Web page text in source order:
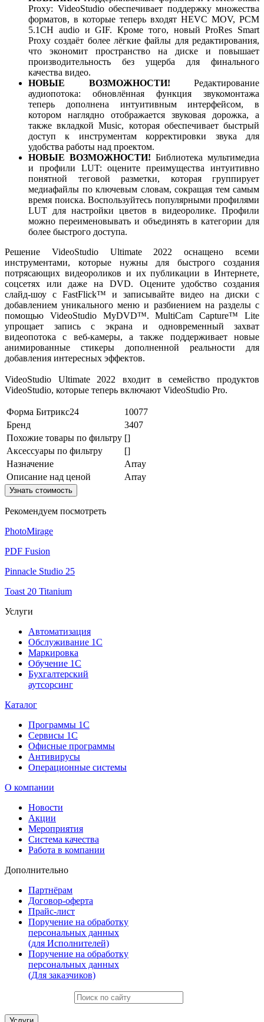
Proxy: VideoStudio обеспечивает поддержку множества
форматов, в которые теперь входят HEVC MOV, PCM
5.1CH audio и GIF. Кроме того, новый ProRes Smart
Proxy создаёт более лёгкие файлы для редактирования,
что экономит пространство на диске и повышает
производительность без ущерба для финального
качества видео.
НОВЫЕ ВОЗМОЖНОСТИ! Редактирование
аудиопотока: обновлённая функция звукомонтажа
теперь дополнена интуитивным интерфейсом, в
котором наглядно отображается звуковая дорожка, а
также вкладкой Music, которая обеспечивает быстрый
доступ к инструментам корректировки звука для
удобства работы над проектом.
НОВЫЕ ВОЗМОЖНОСТИ! Библиотека мультимедиа
и профили LUT: оцените преимущества интуитивно
понятной теговой разметки, которая группирует
медиафайлы по ключевым словам, сокращая тем самым
время поиска. Воспользуйтесь популярными профилями
LUT для настройки цветов в видеоролике. Профили
можно переименовывать и объединять в категории для
более быстрого доступа.
Решение VideoStudio Ultimate 2022 оснащено всеми
инструментами, которые нужны для быстрого создания
потрясающих видеороликов и их публикации в Интернете,
соцсетях или даже на DVD. Оцените удобство создания
слайд-шоу с FastFlick™ и записывайте видео на диски с
добавлением уникального меню и разбиением на разделы с
помощью VideoStudio MyDVD™. MultiCam Capture™ Lite
упрощает запись с экрана и одновременный захват
видеопотока с веб-камеры, а также поддерживает новые
анимированные стикеры дополненной реальности для
добавления интересных эффектов.
VideoStudio Ultimate 2022 входит в семейство продуктов
VideoStudio, которые теперь включают VideoStudio Pro.
Форма Битрикс24
10077
Бренд
3407
Похожие товары по фильтру []
Аксессуары по фильтру
[]
Назначение
Array
Описание над ценой
Array
Узнать стоимость
Рекомендуем посмотреть
PhotoMirage
PDF Fusion
Pinnacle Studio 25
Toast 20 Titanium
Услуги
Автоматизация
Обслуживание 1С
Маркировка
Обучение 1С
Бухгалтерский
аутсорсинг
Каталог
Программы 1С
Сервисы 1С
Офисные программы
Антивирусы
Операционные системы
О компании
Новости
Акции
Мероприятия
Система качества
Работа в компании
Дополнительно
Партнёрам
Договор-оферта
Прайс-лист
Поручение на обработку
персональных данных
(для Исполнителей)
Поручение на обработку
персональных данных
(Для заказчиков)